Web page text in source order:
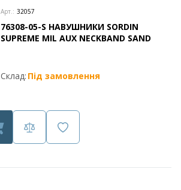
Арт.: 32057
76308-05-S НАВУШНИКИ SORDIN
SUPREME MIL AUX NECKBAND SAND
Склад: Під замовлення